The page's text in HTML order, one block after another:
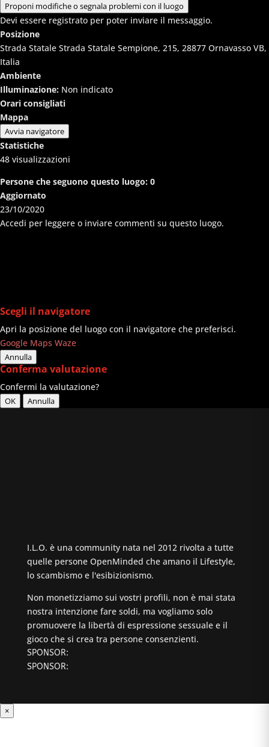
Proponi modifiche o segnala problemi con il luogo
Devi essere registrato per poter inviare il messaggio.
Posizione
Strada Statale Strada Statale Sempione, 215, 28877 Ornavasso VB,
Italia
Ambiente
Illuminazione: Non indicato
Orari consigliati
Mappa
Avvia navigatore
Statistiche
48 visualizzazioni
Persone che seguono questo luogo: 0
Aggiornato
23/10/2020
Accedi per leggere o inviare commenti su questo luogo.
Scegli il navigatore
Apri la posizione del luogo con il navigatore che preferisci.
Google Maps Waze
Annulla
Conferma valutazione
Confermi la valutazione?
OK Annulla
I.L.O. è una community nata nel 2012 rivolta a tutte
quelle persone OpenMinded che amano il Lifestyle,
lo scambismo e l'esibizionismo.
Non monetizziamo sui vostri profili, non è mai stata
nostra intenzione fare soldi, ma vogliamo solo
promuovere la libertà di espressione sessuale e il
gioco che si crea tra persone consenzienti.
SPONSOR:
SPONSOR:
×